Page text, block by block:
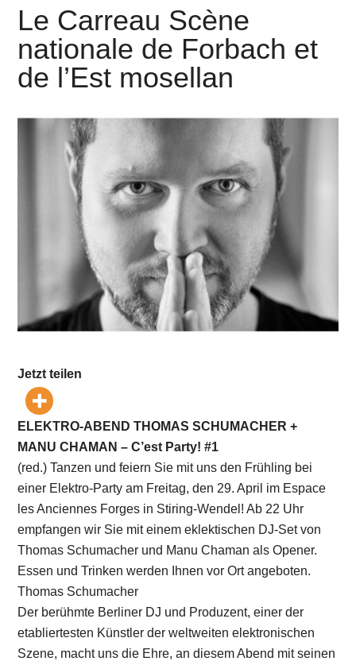
Le Carreau Scène
nationale de Forbach et
de l’Est mosellan
Jetzt teilen
ELEKTRO-ABEND THOMAS SCHUMACHER +
MANU CHAMAN – C’est Party! #1
(red.) Tanzen und feiern Sie mit uns den Frühling bei
einer Elektro-Party am Freitag, den 29. April im Espace
les Anciennes Forges in Stiring-Wendel! Ab 22 Uhr
empfangen wir Sie mit einem eklektischen DJ-Set von
Thomas Schumacher und Manu Chaman als Opener.
Essen und Trinken werden Ihnen vor Ort angeboten.
Thomas Schumacher
Der berühmte Berliner DJ und Produzent, einer der
etabliertesten Künstler der weltweiten elektronischen
Szene, macht uns die Ehre, an diesem Abend mit seinen